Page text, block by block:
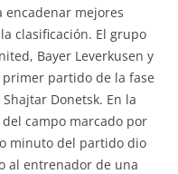
encadenar mejores
clasificación. El grupo
Bayer Leverkusen y
primer partido de la fase
Donetsk. En la
campo marcado por
minuto del partido dio
al entrenador de una